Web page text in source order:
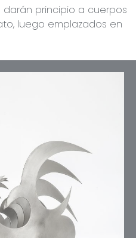
darán principio a cuerpos
luego emplazados en